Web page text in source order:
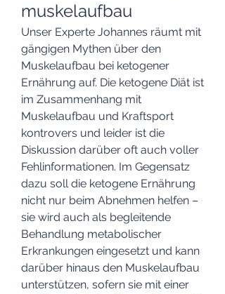
muskelaufbau
Unser Experte Johannes räumt mit
gängigen Mythen über den
Muskelaufbau bei ketogener
Ernährung auf. Die ketogene Diät ist
im Zusammenhang mit
Muskelaufbau und Kraftsport
kontrovers und leider ist die
Diskussion darüber oft auch voller
Fehlinformationen. Im Gegensatz
dazu soll die ketogene Ernährung
nicht nur beim Abnehmen helfen –
sie wird auch als begleitende
Behandlung metabolischer
Erkrankungen eingesetzt und kann
darüber hinaus den Muskelaufbau
unterstützen, sofern sie mit einer